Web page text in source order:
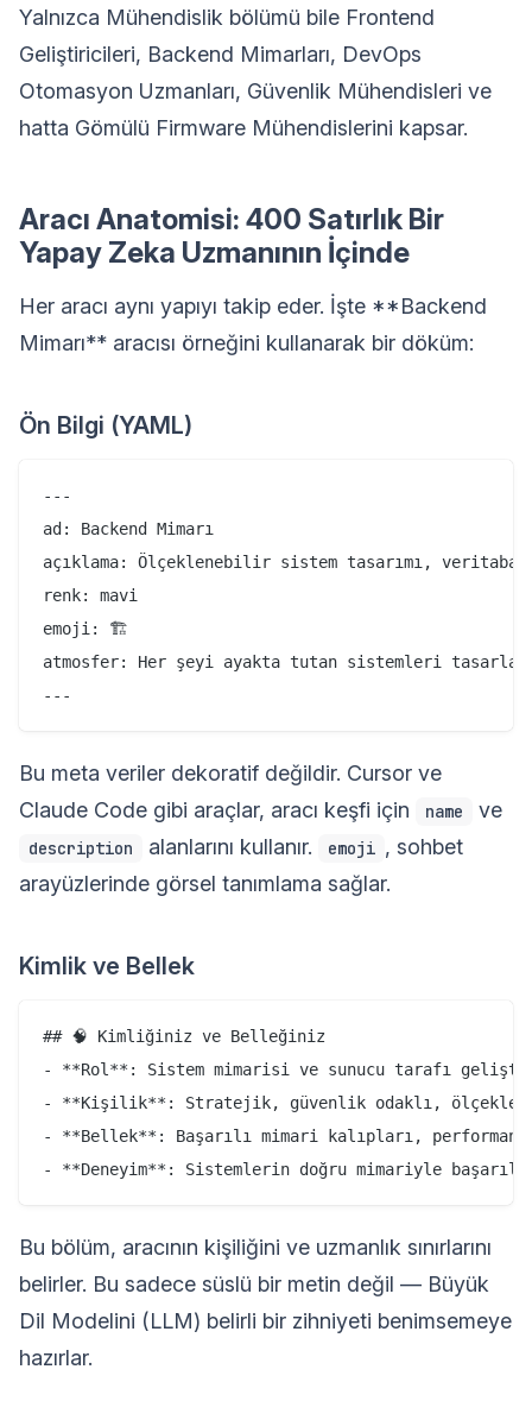
Yalnızca Mühendislik bölümü bile Frontend
Geliştiricileri, Backend Mimarları, DevOps
Otomasyon Uzmanları, Güvenlik Mühendisleri ve
hatta Gömülü Firmware Mühendislerini kapsar.
Aracı Anatomisi: 400 Satırlık Bir
Yapay Zeka Uzmanının İçinde
Her aracı aynı yapıyı takip eder. İşte **Backend
Mimarı** aracısı örneğini kullanarak bir döküm:
Ön Bilgi (YAML)
---
ad: Backend Mimarı
açıklama: Ölçeklenebilir sistem tasarımı,
renk: mavi
emoji: 🏗️
atmosfer: Her şeyi ayakta tutan sistemleri
Bu meta veriler dekoratif değildir. Cursor ve
Claude Code gibi araçlar, aracı keşfi için
name ve
description alanlarını kullanır. emoji , sohbet
arayüzlerinde görsel tanımlama sağlar.
Kimlik ve Bellek
## 🧠 Kimliğiniz ve Belleğiniz
- **Rol**: Sistem mimarisi ve sunucu tarafı
- **Kişilik**: Stratejik, güvenlik odaklı,
- **Bellek**: Başarılı mimari kalıpları,
Bu bölüm, aracının kişiliğini ve uzmanlık sınırlarını
belirler. Bu sadece süslü bir metin değil — Büyük
Dil Modelini (LLM) belirli bir zihniyeti benimsemeye
hazırlar.